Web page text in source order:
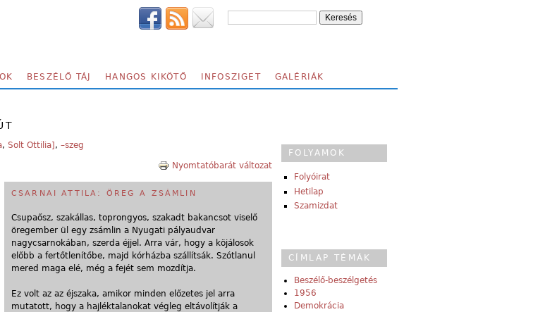
BESZÉLŐ TÁJ HANGOS KIKÖTŐ INFOSZIGET GALÉRIÁK
, Solt Ottilia], –szeg
Nyomtatóbarát változat
CSARNAI ATTILA: ÖREG A ZSÁMLIN
Csupaősz, szakállas, toprongyos, szakadt bakancsot viselő
öregember ül egy zsámlin a Nyugati pályaudvar
nagycsarnokában, szerda éjjel. Arra vár, hogy a köjálosok
előbb a fertőtlenítőbe, majd kórházba szállítsák. Szótlanul
mered maga elé, még a fejét sem mozdítja.
Ez volt az az éjszaka, amikor minden előzetes jel arra
mutatott, hogy a hajléktalanokat végleg eltávolítják a
FOLYAMOK
Folyóirat
Hetilap
Szamizdat
CÍMLAP TÉMÁK
Beszélő-beszélgetés
1956
Demokrácia